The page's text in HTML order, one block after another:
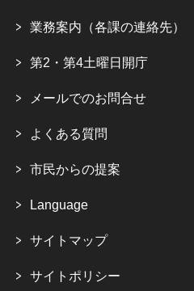
業務案内（各課の連絡先）
第2・第4土曜日開庁
メールでのお問合せ
よくある質問
市民からの提案
Language
サイトマップ
サイトポリシー